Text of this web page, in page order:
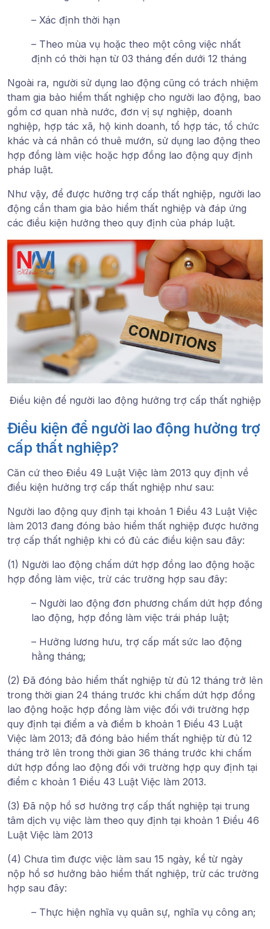
– Xác định thời hạn
– Theo mùa vụ hoặc theo một công việc nhất
định có thời hạn từ 03 tháng đến dưới 12 tháng
Ngoài ra, người sử dụng lao động cũng có trách nhiệm
tham gia bảo hiểm thất nghiệp cho người lao động, bao
gồm cơ quan nhà nước, đơn vị sự nghiệp, doanh
nghiệp, hợp tác xã, hộ kinh doanh, tổ hợp tác, tổ chức
khác và cá nhân có thuê mướn, sử dụng lao động theo
hợp đồng làm việc hoặc hợp đồng lao động quy định
pháp luật.
Như vậy, để được hưởng trợ cấp thất nghiệp, người lao
động cần tham gia bảo hiểm thất nghiệp và đáp ứng
các điều kiện hưởng theo quy định của pháp luật.
Điều kiện để người lao động hưởng trợ cấp thất nghiệp
Điều kiện để người lao động hưởng trợ
cấp thất nghiệp?
Căn cứ theo Điều 49 Luật Việc làm 2013 quy định về
điều kiện hưởng trợ cấp thất nghiệp như sau:
Người lao động quy định tại khoản 1 Điều 43 Luật Việc
làm 2013 đang đóng bảo hiểm thất nghiệp được hưởng
trợ cấp thất nghiệp khi có đủ các điều kiện sau đây:
(1) Người lao động chấm dứt hợp đồng lao động hoặc
hợp đồng làm việc, trừ các trường hợp sau đây:
– Người lao động đơn phương chấm dứt hợp đồng
lao động, hợp đồng làm việc trái pháp luật;
– Hưởng lương hưu, trợ cấp mất sức lao động
hằng tháng;
(2) Đã đóng bảo hiểm thất nghiệp từ đủ 12 tháng trở lên
trong thời gian 24 tháng trước khi chấm dứt hợp đồng
lao động hoặc hợp đồng làm việc đối với trường hợp
quy định tại điểm a và điểm b khoản 1 Điều 43 Luật
Việc làm 2013; đã đóng bảo hiểm thất nghiệp từ đủ 12
tháng trở lên trong thời gian 36 tháng trước khi chấm
dứt hợp đồng lao động đối với trường hợp quy định tại
điểm c khoản 1 Điều 43 Luật Việc làm 2013.
(3) Đã nộp hồ sơ hưởng trợ cấp thất nghiệp tại trung
tâm dịch vụ việc làm theo quy định tại khoản 1 Điều 46
Luật Việc làm 2013
(4) Chưa tìm được việc làm sau 15 ngày, kể từ ngày
nộp hồ sơ hưởng bảo hiểm thất nghiệp, trừ các trường
hợp sau đây:
– Thực hiện nghĩa vụ quân sự, nghĩa vụ công an;